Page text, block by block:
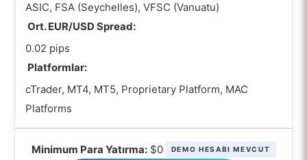
ASIC, FSA (Seychelles), VFSC (Vanuatu)
Ort. EUR/USD Spread:
0.02 pips
Platformlar:
cTrader, MT4, MT5, Proprietary Platform, MAC
Platforms
Minimum Para Yatırma:$0 DEMO HESABI MEVCUT